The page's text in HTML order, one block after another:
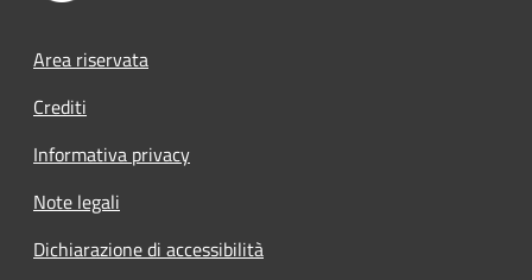
Footer menu
Area riservata
Crediti
Informativa privacy
Note legali
Dichiarazione di accessibilità